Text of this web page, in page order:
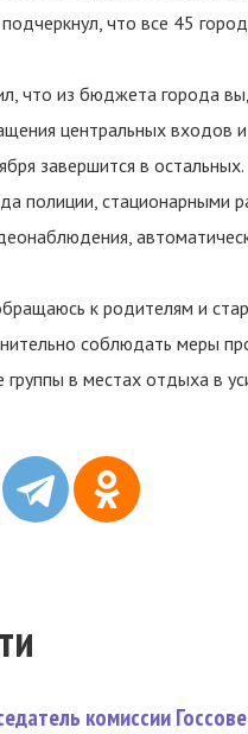
что все 45
что из бюджета города
центральных входов
завершится в
полиции, стационарными
к родителям и
соблюдать меры
группы в местах отдыха в
комиссии